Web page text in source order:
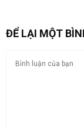
ĐỂ LẠI MỘT